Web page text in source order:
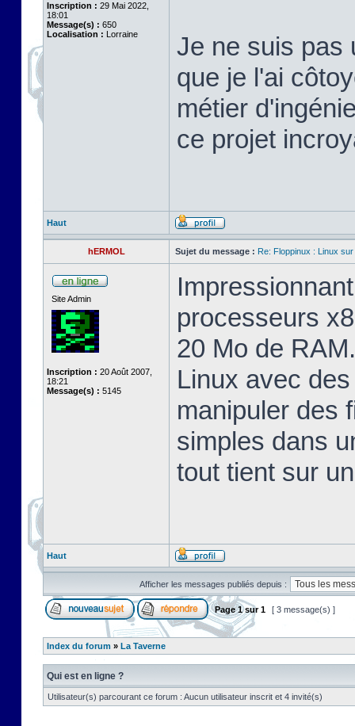
Inscription : 29 Mai 2022,
18:01
Message(s) : 650
Localisation : Lorraine
Je ne suis pas
que je l'ai
métier
ce projet
Haut
hERMOL Sujet du message : Re: Floppinux : Linux
Site Admin
Inscription : 20 Août 2007,
18:21
Message(s) : 5145
processeurs
20 Mo de
Linux avec
manipuler des
simples dans
tout tient sur
Haut
Afficher les messages publiés depuis :
Page1sur1 [ 3 message(s) ]
Index du forum » La Taverne
Qui est en ligne ?
Utilisateur(s) parcourant ce forum : Aucun utilisateur inscrit et 4 invité(s)